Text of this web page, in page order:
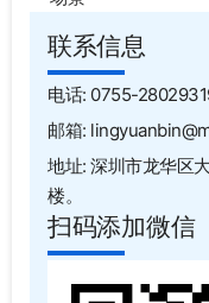
联系信息
电话: 0755-
邮箱:
地址: 深圳市龙华区
楼。
扫码添加微信